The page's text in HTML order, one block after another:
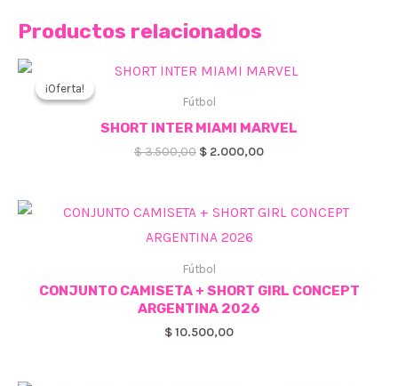
Productos relacionados
¡Oferta!
¡Oferta!
Fútbol
SHORT INTER MIAMI MARVEL
$3.500,00 El
$ 3.500,00.
$ 2.000,00El
$ 2.000,00.
Fútbol
CONJUNTO CAMISETA + SHORT GIRL CONCEPT
ARGENTINA 2026
$10.500,00